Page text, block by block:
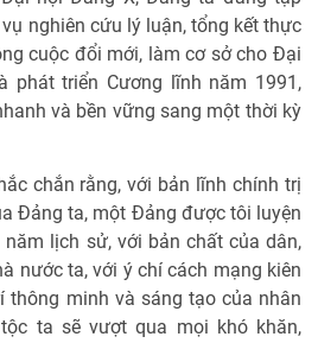
nghiên cứu lý luận, tổng kết thực
cuộc đổi mới, làm cơ sở cho Đại
phát triển Cương lĩnh năm 1991,
và bền vững sang một thời kỳ
chắn rằng, với bản lĩnh chính trị
Đảng ta, một Đảng được tôi luyện
lịch sử, với bản chất của dân,
nước ta, với ý chí cách mạng kiên
thông minh và sáng tạo của nhân
ta sẽ vượt qua mọi khó khăn,